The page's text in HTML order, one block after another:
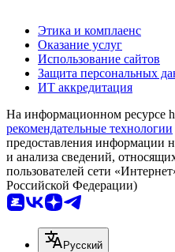
Этика и комплаенс
Оказание услуг
Использование сайтов
Защита персональных
ИТ аккредитация
На информационном ресурсе
рекомендательные технологии
предоставления информации
и анализа сведений,
пользователей сети
Российской Федерации)
Русский